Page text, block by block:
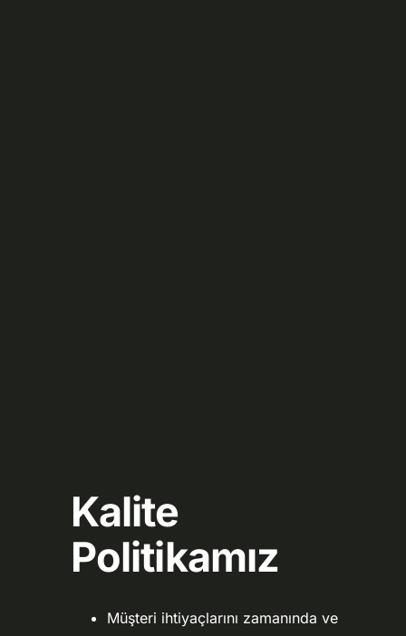
Kalite
Politikamız
Müşteri ihtiyaçlarını zamanında ve